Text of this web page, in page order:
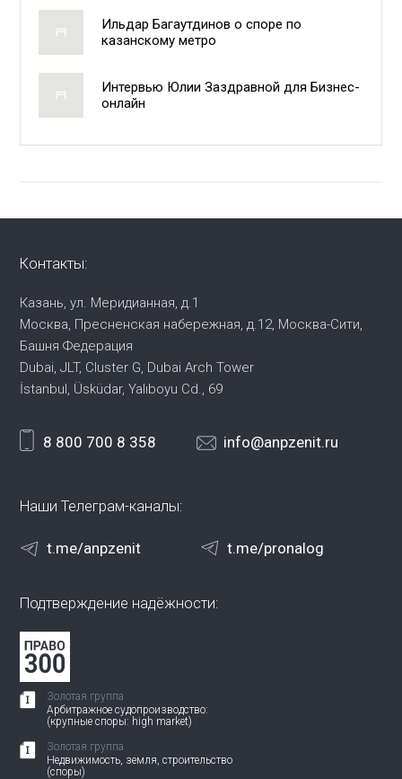
Ильдар Багаутдинов о споре по
казанскому метро
Интервью Юлии Заздравной для Бизнес-
онлайн
Контакты:
Казань, ул. Меридианная, д.1
Москва, Пресненская набережная, д.12, Москва-Сити,
Башня Федерация
Dubai, JLT, Cluster G, Dubai Arch Tower
İstanbul, Üsküdar, Yalıboyu Cd., 69
8 800 700 8 358 info@anpzenit.ru
Наши Телеграм-каналы:
t.me/anpzenit t.me/pronalog
Подтверждение надёжности:
Золотая группа
Арбитражное судопроизводство:
(крупные споры: high market)
Золотая группа
Недвижимость, земля, строительство
(споры)